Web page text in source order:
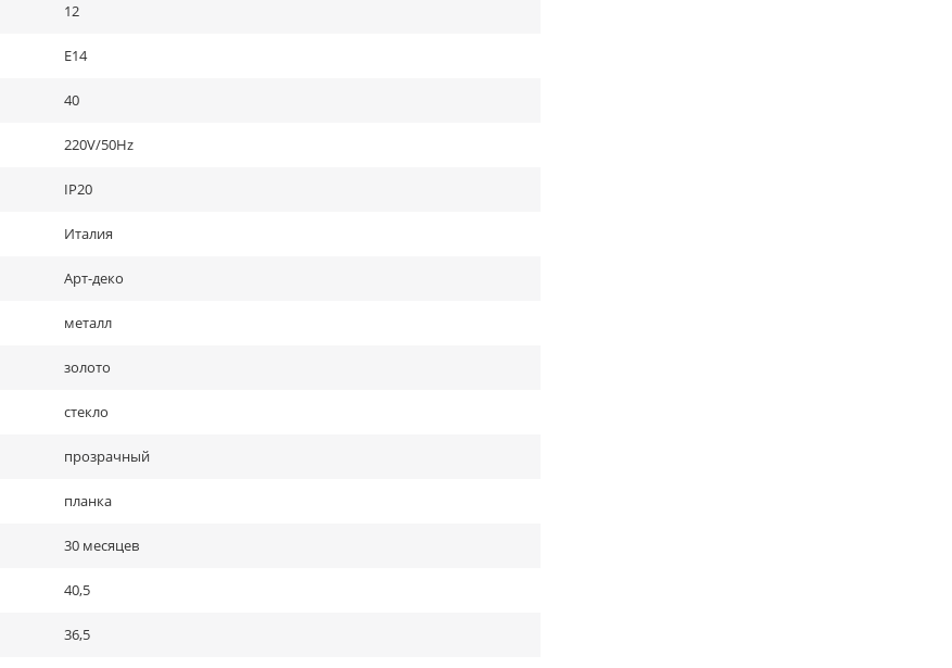
12
E14
40
220V/50Hz
IP20
Италия
Арт-деко
металл
золото
стекло
прозрачный
планка
30 месяцев
40,5
36,5